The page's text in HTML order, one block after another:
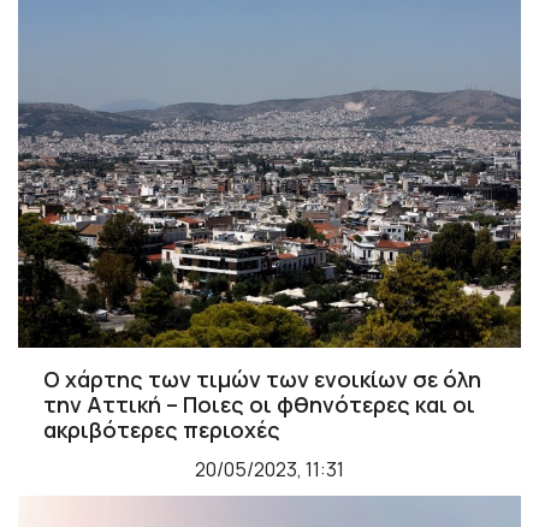
O χάρτης των τιμών των ενοικίων σε όλη
την Αττική – Ποιες οι φθηνότερες και οι
ακριβότερες περιοχές
20/05/2023, 11:31